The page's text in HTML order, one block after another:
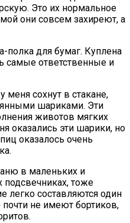
Это их нормальное
они совсем захиреют, а
полка для бумаг. Куплена
самые ответственные и
сохнут в стакане,
шариками. Эти
животов мягких
оказались эти шарики, но
оказалось очень
в маленьких и
подсвечниках, тоже
легко составляются один
не имеют бортиков,